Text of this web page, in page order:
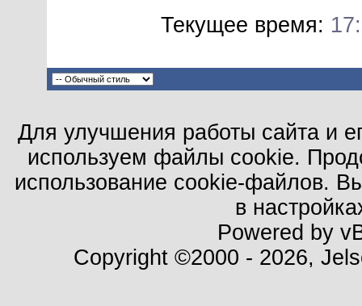
Текущее время:
Для улучшения работы сайта и
используем файлы cookie.
использование cookie-файлов.
в
Powered by
Copyright ©2000 - 2026,